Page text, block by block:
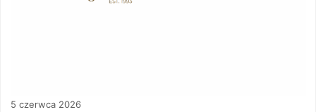
5 czerwca 2026